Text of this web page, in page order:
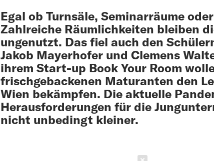
Egal ob Turnsäle, Seminarräume
Zahlreiche Räumlichkeiten bleiben
ungenutzt. Das fiel auch den
Jakob Mayerhofer und Clemens
ihrem Start-up Book Your Room
frischgebackenen Maturanten den
Wien bekämpfen. Die aktuelle
Herausforderungen für die
nicht unbedingt kleiner.